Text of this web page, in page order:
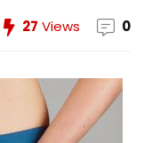
27 Views 0